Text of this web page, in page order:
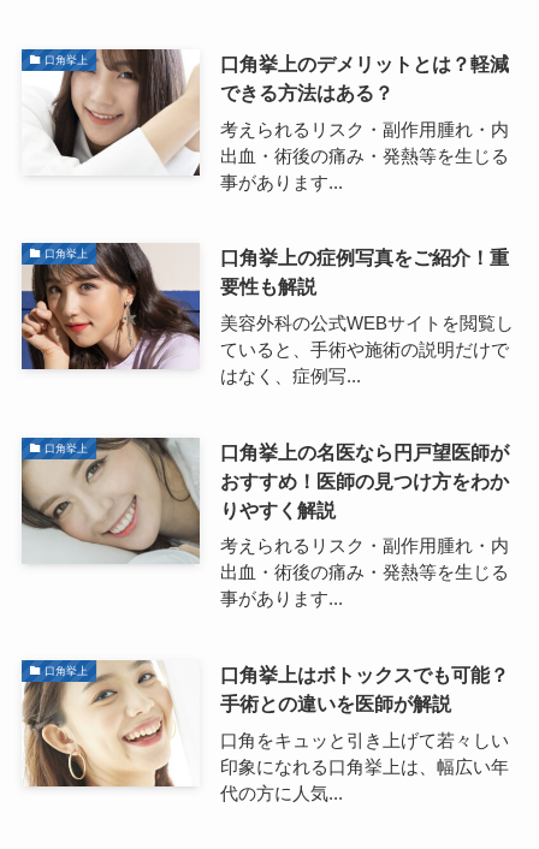
口角挙上
口角挙上のデメリットとは？軽減
できる方法はある？
考えられるリスク・副作用腫れ・内
出血・術後の痛み・発熱等を生じる
事があります...
口角挙上
口角挙上の症例写真をご紹介！重
要性も解説
美容外科の公式WEBサイトを閲覧し
ていると、手術や施術の説明だけで
はなく、症例写...
口角挙上
口角挙上の名医なら円戸望医師が
おすすめ！医師の見つけ方をわか
りやすく解説
考えられるリスク・副作用腫れ・内
出血・術後の痛み・発熱等を生じる
事があります...
口角挙上
口角挙上はボトックスでも可能？
手術との違いを医師が解説
口角をキュッと引き上げて若々しい
印象になれる口角挙上は、幅広い年
代の方に人気...